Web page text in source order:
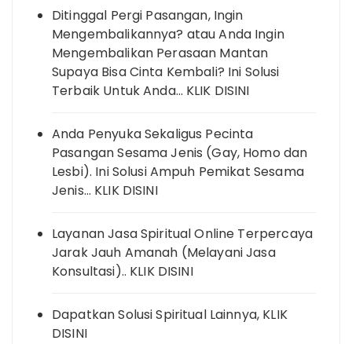
Ditinggal Pergi Pasangan, Ingin
Mengembalikannya? atau Anda Ingin
Mengembalikan Perasaan Mantan
Supaya Bisa Cinta Kembali? Ini Solusi
Terbaik Untuk Anda… KLIK DISINI
Anda Penyuka Sekaligus Pecinta
Pasangan Sesama Jenis (Gay, Homo dan
Lesbi). Ini Solusi Ampuh Pemikat Sesama
Jenis… KLIK DISINI
Layanan Jasa Spiritual Online Terpercaya
Jarak Jauh Amanah (Melayani Jasa
Konsultasi).. KLIK DISINI
Dapatkan Solusi Spiritual Lainnya, KLIK
DISINI